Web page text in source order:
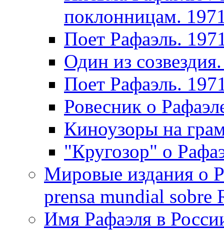
поклонницам.
Поет Рафаэль.
Один из
Поет Рафаэль.
Ровесник о
Киноузоры на
"Кругозор" о
Мировые издания о
prensa mundial sobre
Имя Рафаэля в